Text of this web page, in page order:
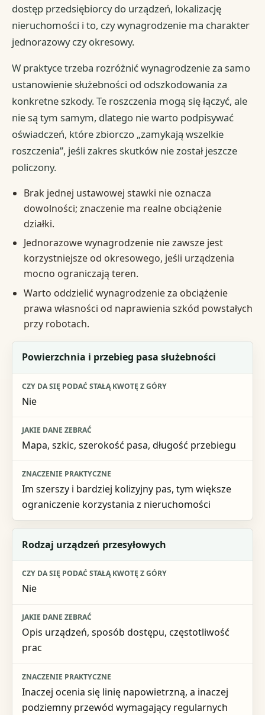
dostęp przedsiębiorcy do urządzeń, lokalizację
nieruchomości i to, czy wynagrodzenie ma charakter
jednorazowy czy okresowy.
W praktyce trzeba rozróżnić wynagrodzenie za samo
ustanowienie służebności od odszkodowania za
konkretne szkody. Te roszczenia mogą się łączyć, ale
nie są tym samym, dlatego nie warto podpisywać
oświadczeń, które zbiorczo „zamykają wszelkie
roszczenia”, jeśli zakres skutków nie został jeszcze
policzony.
Brak jednej ustawowej stawki nie oznacza
dowolności; znaczenie ma realne obciążenie
działki.
Jednorazowe wynagrodzenie nie zawsze jest
korzystniejsze od okresowego, jeśli urządzenia
mocno ograniczają teren.
Warto oddzielić wynagrodzenie za obciążenie
prawa własności od naprawienia szkód powstałych
przy robotach.
Element wpływający na wynagrodzenie
Czy da się podać stałą kwotę z góry
Znaczenie praktyczne
Powierzchnia i przebieg pasa służebności
Nie
Mapa, szkic, szerokość pasa, długość przebiegu
Im szerszy i bardziej kolizyjny pas, tym większe
ograniczenie korzystania z nieruchomości
Rodzaj urządzeń przesyłowych
Nie
Opis urządzeń, sposób dostępu, częstotliwość
prac
Inaczej ocenia się linię napowietrzną, a inaczej
podziemny przewód wymagający regularnych